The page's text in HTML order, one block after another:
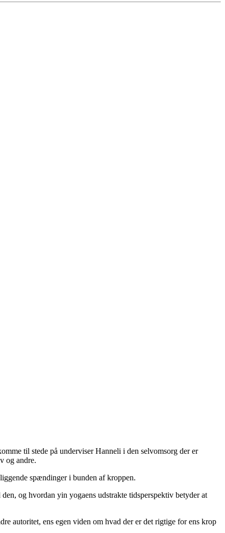
til stede på underviser Hanneli i den selvomsorg der er
og andre.
spændinger i bunden af kroppen.
og hvordan yin yogaens udstrakte tidsperspektiv betyder at
autoritet, ens egen viden om hvad der er det rigtige for ens krop